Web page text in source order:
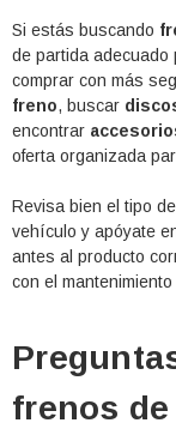
Si estás buscando
de partida adecuado
comprar con más
freno, buscar
encontrar
oferta organizada
Revisa bien el tipo
vehículo y apóyate
antes al producto
con el
frenos